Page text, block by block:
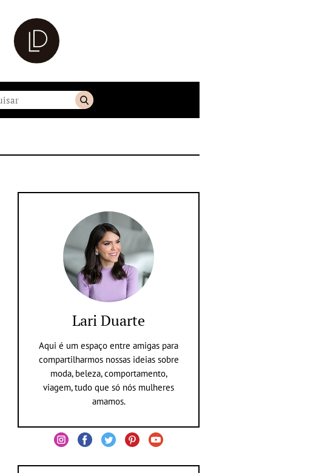
Lari Duarte
Aqui é um espaço entre amigas para
compartilharmos nossas ideias sobre
moda, beleza, comportamento,
viagem, tudo que só nós mulheres
amamos.